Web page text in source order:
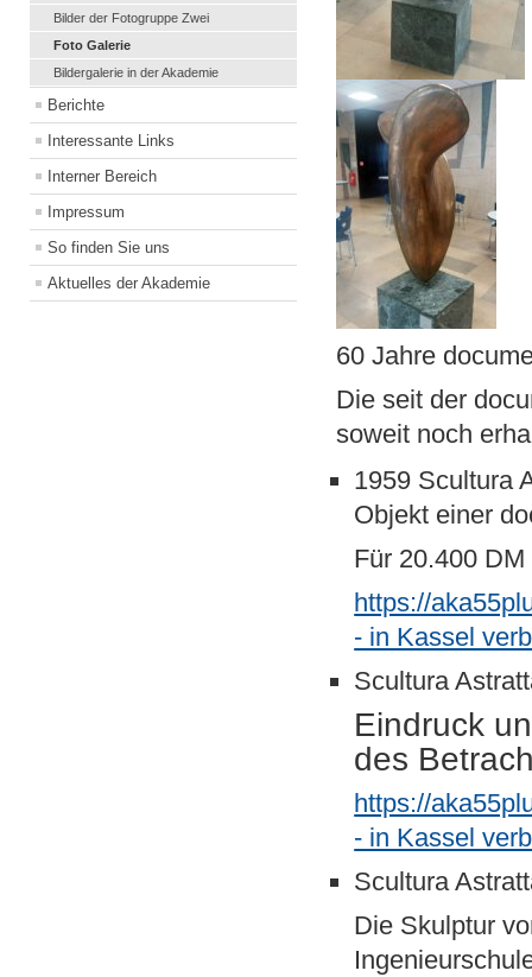
Bilder der Fotogruppe Zwei
Foto Galerie
Bildergalerie in der Akademie
Berichte
Interessante Links
Interner Bereich
Impressum
So finden Sie uns
Aktuelles der Akademie
60 Jahre
Die seit der
soweit noch
1959 Scultura
Objekt einer
Für 20.400
https://
- in Kassel
Scultura
Eindruck
des
https://
- in Kassel
Scultura
Die Skulptur